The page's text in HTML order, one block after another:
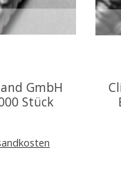
GmbH
Stück